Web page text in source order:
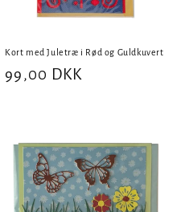
Kort med Juletræ i Rød og Guldkuvert
Normalpris
99,00 DKK